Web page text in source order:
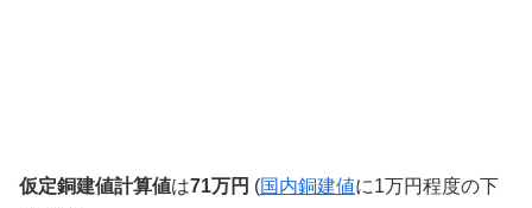
仮定銅建値計算値は71万円 (国内銅建値に1万円程度の下